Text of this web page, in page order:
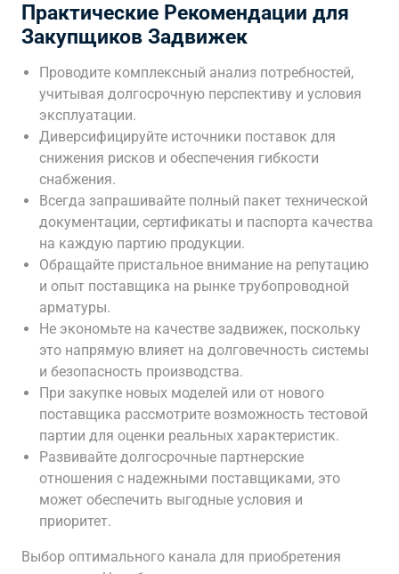
Практические Рекомендации для
Закупщиков Задвижек
Проводите комплексный анализ потребностей,
учитывая долгосрочную перспективу и условия
эксплуатации.
Диверсифицируйте источники поставок для
снижения рисков и обеспечения гибкости
снабжения.
Всегда запрашивайте полный пакет технической
документации, сертификаты и паспорта качества
на каждую партию продукции.
Обращайте пристальное внимание на репутацию
и опыт поставщика на рынке трубопроводной
арматуры.
Не экономьте на качестве задвижек, поскольку
это напрямую влияет на долговечность системы
и безопасность производства.
При закупке новых моделей или от нового
поставщика рассмотрите возможность тестовой
партии для оценки реальных характеристик.
Развивайте долгосрочные партнерские
отношения с надежными поставщиками, это
может обеспечить выгодные условия и
приоритет.
Выбор оптимального канала для приобретения